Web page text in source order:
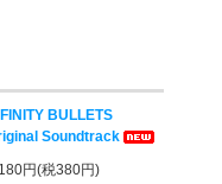
BULLETS
Soundtrack
円(税380円)